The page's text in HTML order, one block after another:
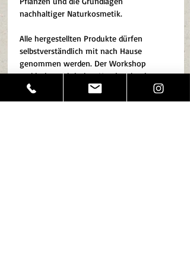
nachhaltiger Naturkosmetik.
Alle hergestellten Produkte dürfen
selbstverständlich mit nach Hause
genommen werden. Der Workshop
verbindet praktisches Handwerk mit
Pflanzenwissen und lädt dazu ein, die
Vielfalt und den Nutzen unserer